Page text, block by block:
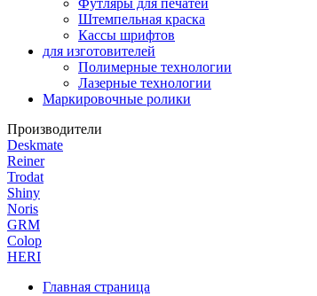
Футляры для печатей
Штемпельная краска
Кассы шрифтов
для изготовителей
Полимерные технологии
Лазерные технологии
Маркировочные ролики
Производители
Deskmate
Reiner
Trodat
Shiny
Noris
GRM
Colop
HERI
Главная страница